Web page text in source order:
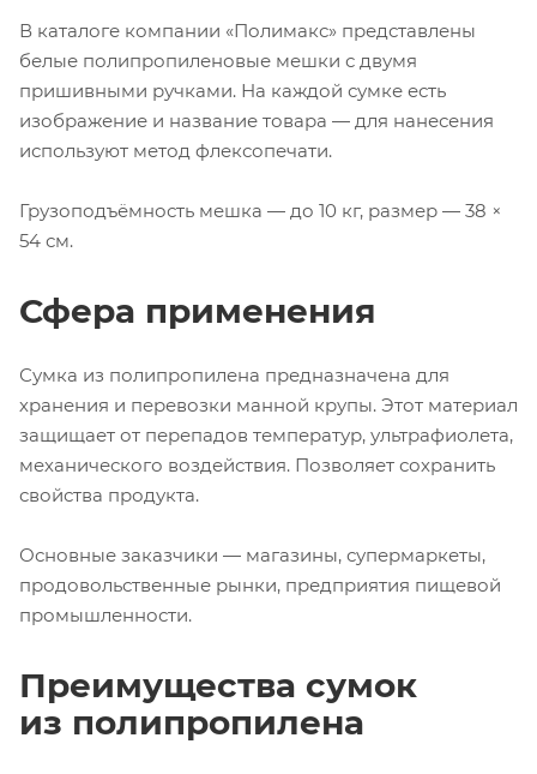
В каталоге компании «Полимакс» представлены
белые полипропиленовые мешки с двумя
пришивными ручками. На каждой сумке есть
изображение и название товара — для нанесения
используют метод флексопечати.
Грузоподъёмность мешка — до 10 кг, размер — 38 ×
54 см.
Сфера применения
Сумка из полипропилена предназначена для
хранения и перевозки манной крупы. Этот материал
защищает от перепадов температур, ультрафиолета,
механического воздействия. Позволяет сохранить
свойства продукта.
Основные заказчики — магазины, супермаркеты,
продовольственные рынки, предприятия пищевой
промышленности.
Преимущества сумок
из полипропилена